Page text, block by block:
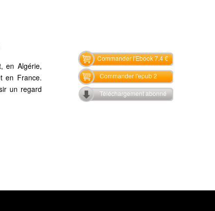
en Algérie,
en France.
un regard
Commander l'Ebook 7.4 €
Commander l'epub 2
Téléchargement abonné